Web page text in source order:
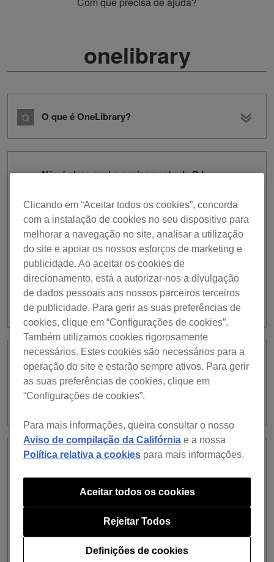
onelibrary
O que é OneLibrary?
Não é claro qual o equipamento de DJ
Library tradicional.
Consulteaqui para informação sobre o equipamento de DJ.
https://rekordbox.com/pt/support/faq/onelibrary-7/#faq-89448
Existe uma forma de confirmar o que
pode ser navegado no CDJ-3000X para
um dispositivo de armazenamento USB
exportado com o rekordbox ver. 7?
I exported tracks and playl do
armazenamento USB, mas quando ligo
consigo navegar nas faixas ou listas de
reprodução. O dispositivo funciona
bem noutros leitores.
Clicando em “Aceitar todos os cookies”, concorda
com a instalação de cookies no seu dispositivo para
melhorar a navegação no site, analisar a utilização
do site e apoiar os nossos esforços de marketing e
publicidade. Ao aceitar os cookies de
direcionamento, está a autorizar-nos a divulgação
de dados pessoais aos nossos parceiros terceiros
de publicidade. Para gerir as suas preferências de
cookies, clique em “Configurações de cookies”.
Também utilizamos cookies rigorosamente
necessários. Estes cookies são necessários para a
operação do site e estarão sempre ativos. Para gerir
as suas preferências de cookies, clique em
“Configurações de cookies”.
Para mais informações, queira consultar o nosso
Aviso de compilação da Califórniae a nossa
Política relativa a cookiespara mais informações.
Definições de cookies
Rejeitar Todos
Aceitar todos os cookies